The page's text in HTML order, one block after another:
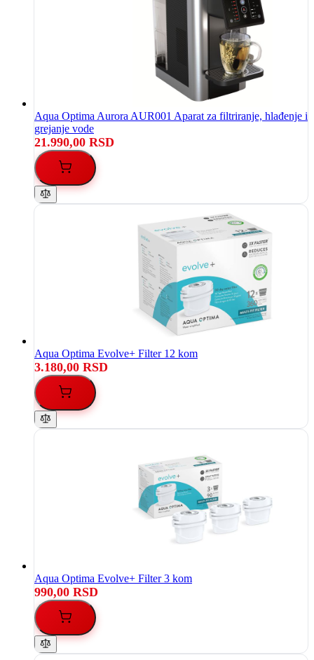
Aqua Optima Aurora AUR001 Aparat za filtriranje, hlađenje i
grejanje vode
21.990,00 RSD
Aqua Optima Evolve+ Filter 12 kom
3.180,00 RSD
Aqua Optima Evolve+ Filter 3 kom
990,00 RSD